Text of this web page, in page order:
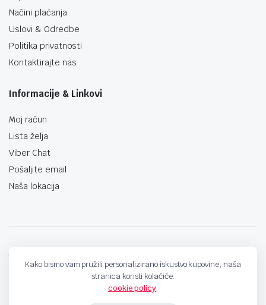
Načini plaćanja
Uslovi & Odredbe
Politika privatnosti
Kontaktirajte nas
Informacije & Linkovi
Moj račun
Lista želja
Viber Chat
Pošaljite email
Naša lokacija
Kako bismo vam pružili personalizirano iskustvo kupovine, naša
stranica koristi kolačiće.
cookie policy.